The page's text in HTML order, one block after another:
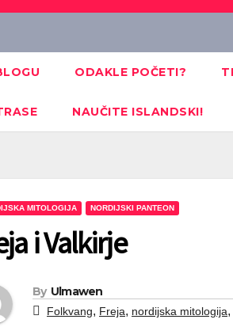
ODAKLE POČETI?
NAUČITE ISLANDSKI!
MITOLOGIJA NORDIJSKI PANTEON
i Valkirje
By Ulmawen
Folkvang, Freja, nordijska mitologija,